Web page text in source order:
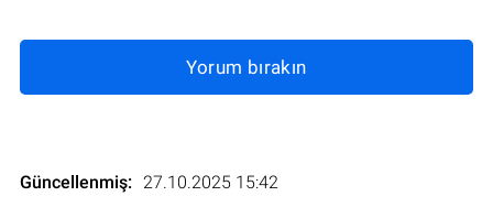
Yorum bırakın
Güncellenmiş: 27.10.2025 15:42